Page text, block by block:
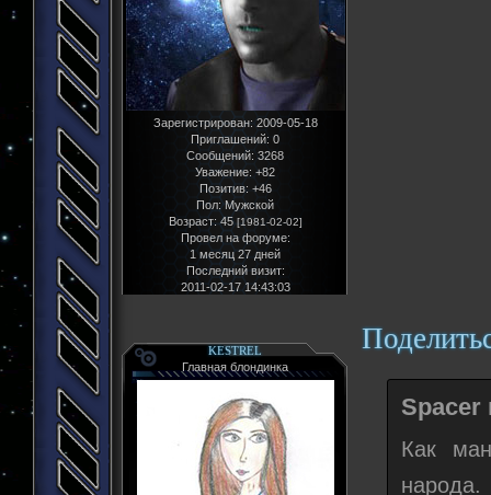
Зарегистрирован: 2009-05-18
Приглашений: 0
Сообщений: 3268
Уважение: +82
Позитив: +46
Пол:Мужской
Возраст: 45 [1981-02-02]
Провел на форуме:
1 месяц 27 дней
Последний визит:
2011-02-17 14:43:03
KESTREL
Главная блондинка
Spacer
Как
народа.